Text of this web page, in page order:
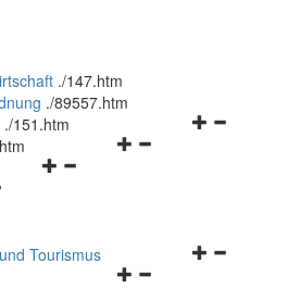
./147.htm
./89557.htm
Navigationsmenü
./151.htm
Navigationsmenü
Navigationsmenü
Tourismus